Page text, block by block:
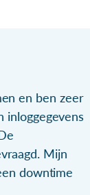
en ben zeer
inloggegevens
Mijn
downtime